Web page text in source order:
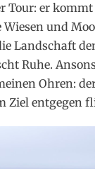
er kommt
und
Landschaft
Ruhe.
Ohren:
Ziel entgegen